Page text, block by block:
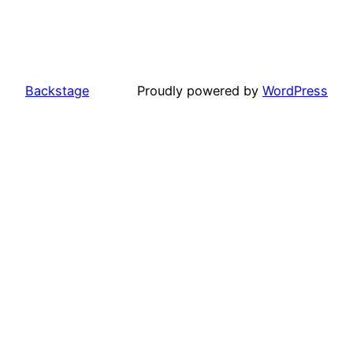
Backstage Proudly powered by WordPress